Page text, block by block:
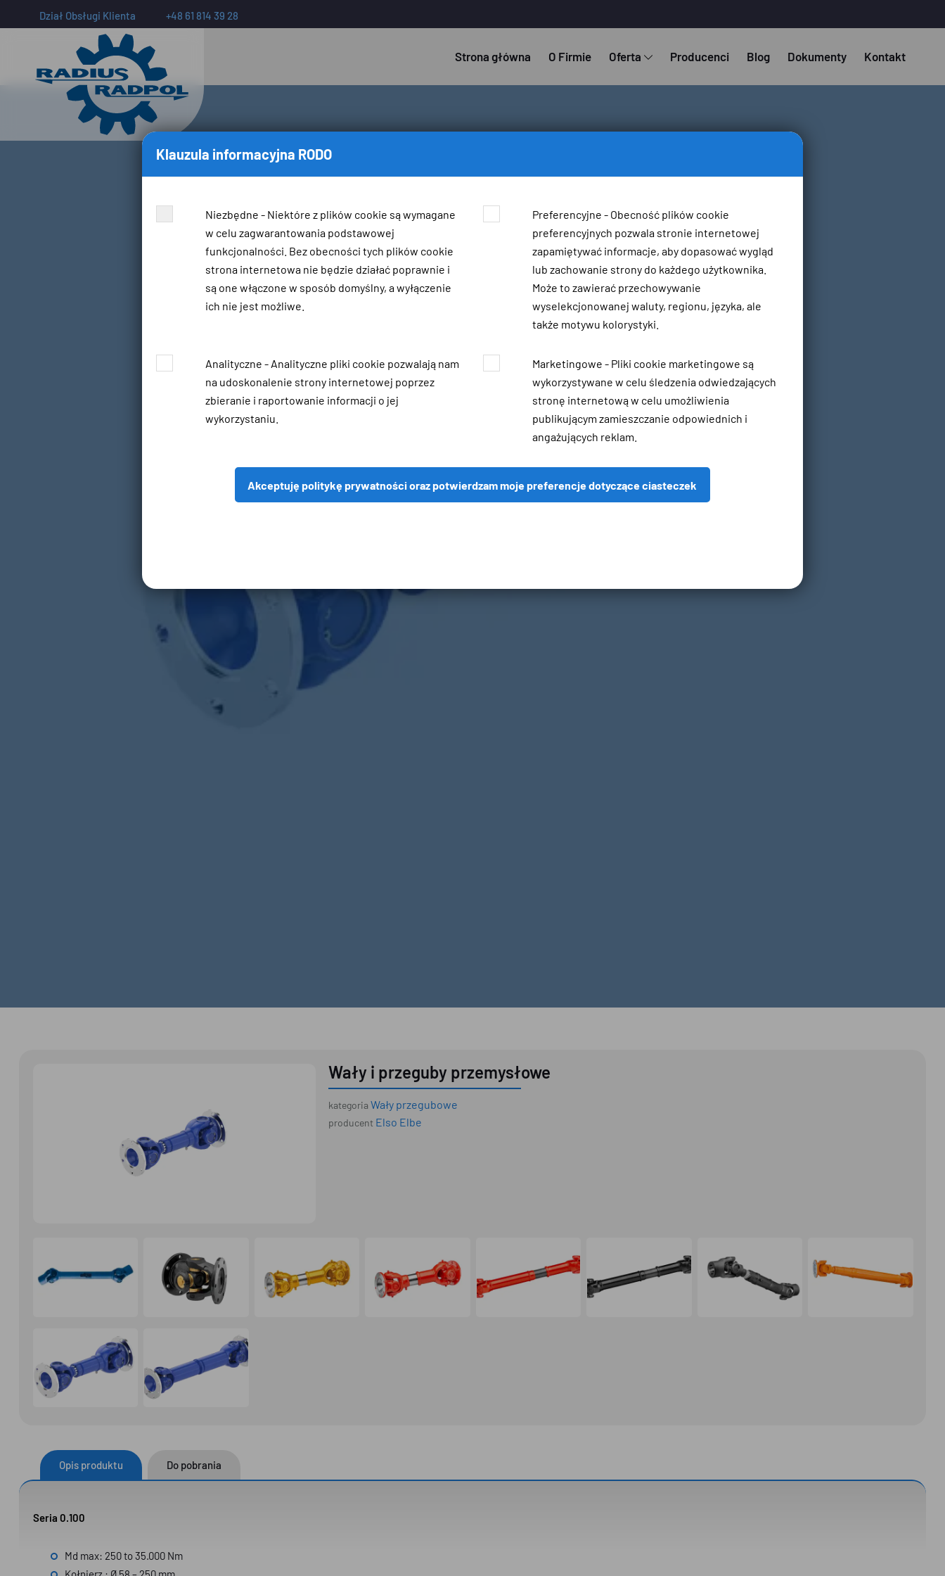
Dział Obsługi Klienta +48 61 814 39 28
Strona główna O Firmie Oferta Producenci Blog Dokumenty Kontakt
Wały i przeguby przemysłowe
kategoria Wały przegubowe
producent Elso Elbe
Opis produktu Do pobrania
Seria 0.100
Md max: 250 to 35.000 Nm
Klauzula informacyjna RODO
Niezbędne - Niektóre z plików cookie są wymagane
w celu zagwarantowania podstawowej
funkcjonalności. Bez obecności tych plików cookie
strona internetowa nie będzie działać poprawnie i
są one włączone w sposób domyślny, a wyłączenie
ich nie jest możliwe.
Preferencyjne - Obecność plików cookie
preferencyjnych pozwala stronie internetowej
zapamiętywać informacje, aby dopasować wygląd
lub zachowanie strony do każdego użytkownika.
Może to zawierać przechowywanie
wyselekcjonowanej waluty, regionu, języka, ale
także motywu kolorystyki.
Analityczne - Analityczne pliki cookie pozwalają nam
na udoskonalenie strony internetowej poprzez
zbieranie i raportowanie informacji o jej
wykorzystaniu.
Marketingowe - Pliki cookie marketingowe są
wykorzystywane w celu śledzenia odwiedzających
stronę internetową w celu umożliwienia
publikującym zamieszczanie odpowiednich i
angażujących reklam.
Akceptuję politykę prywatności oraz potwierdzam moje preferencje dotyczące ciasteczek